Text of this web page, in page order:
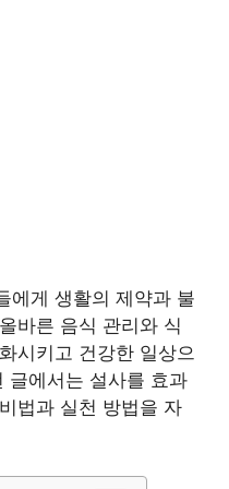
에게 생활의 제약과 불
바른 음식 관리와 식
시키고 건강한 일상으
글에서는 설사를 효과
법과 실천 방법을 자